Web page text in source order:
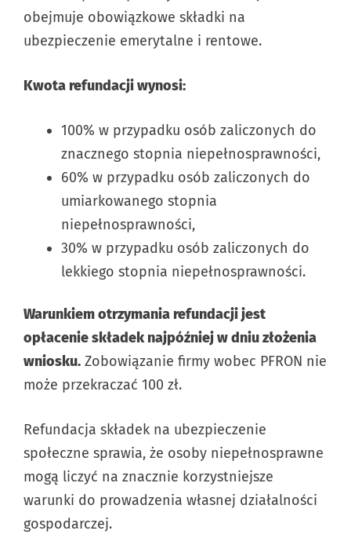
obejmuje obowiązkowe składki na
ubezpieczenie emerytalne i rentowe.
Kwota refundacji wynosi:
100% w przypadku osób zaliczonych do
znacznego stopnia niepełnosprawności,
60% w przypadku osób zaliczonych do
umiarkowanego stopnia
niepełnosprawności,
30% w przypadku osób zaliczonych do
lekkiego stopnia niepełnosprawności.
Warunkiem otrzymania refundacji jest
opłacenie składek najpóźniej w dniu złożenia
wniosku. Zobowiązanie firmy wobec PFRON nie
może przekraczać 100 zł.
Refundacja składek na ubezpieczenie
społeczne sprawia, że osoby niepełnosprawne
mogą liczyć na znacznie korzystniejsze
warunki do prowadzenia własnej działalności
gospodarczej.